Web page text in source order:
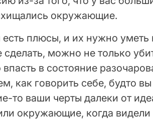
окружающие.
плюсы, и их нужно уметь
сделать, можно не только
впасть в состояние
как говорить себе, будто
то ваши черты далеки от
окружающие, когда видели